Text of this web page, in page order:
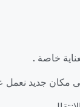
خاصة .
مكان جديد نعمل